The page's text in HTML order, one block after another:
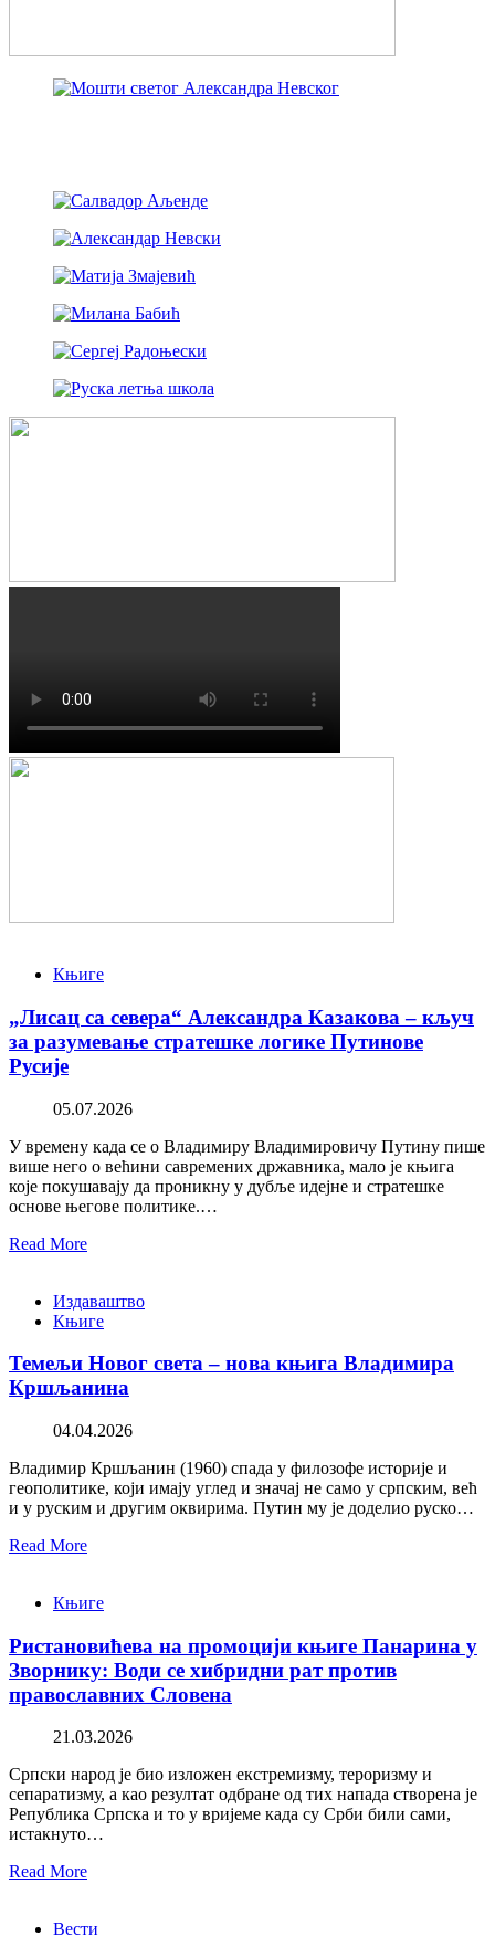
Књиге
„Лисац са севера“ Александра Казакова – кључ
за разумевање стратешке логике Путинове
Русије
05.07.2026
У времену када се о Владимиру Владимировичу Путину пише
више него о већини савремених државника, мало је књига
које покушавају да проникну у дубље идејне и стратешке
основе његове политике.…
Read More
Издаваштво
Књиге
Темељи Новог света – нова књига Владимира
Кршљанина
04.04.2026
Владимир Кршљанин (1960) спада у филозофе историје и
геополитике, који имају углед и значај не само у српским, већ
и у руским и другим оквирима. Путин му је доделио руско…
Read More
Књиге
Ристановићева на промоцији књиге Панарина у
Зворнику: Води се хибридни рат против
православних Словена
21.03.2026
Српски народ је био изложен екстремизму, тероризму и
сепаратизму, а као резултат одбране од тих напада створена је
Република Српска и то у вријеме када су Срби били сами,
истакнуто…
Read More
Вести